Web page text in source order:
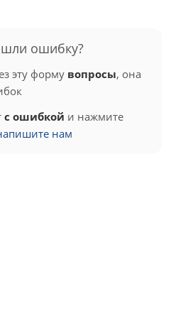
ошибку?
эту форму вопросы, она
с ошибкой и нажмите
нам